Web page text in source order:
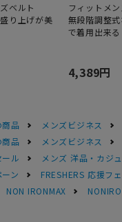
ベルト
り上げが美
フィットメ
無段階調整
で着用出来る
4,389円
商品 メンズビジネス
商品 メンズビジネス
ル
メンズ 洋品・カジ
ン FRESHERS 応援フ
NON IRONMAX